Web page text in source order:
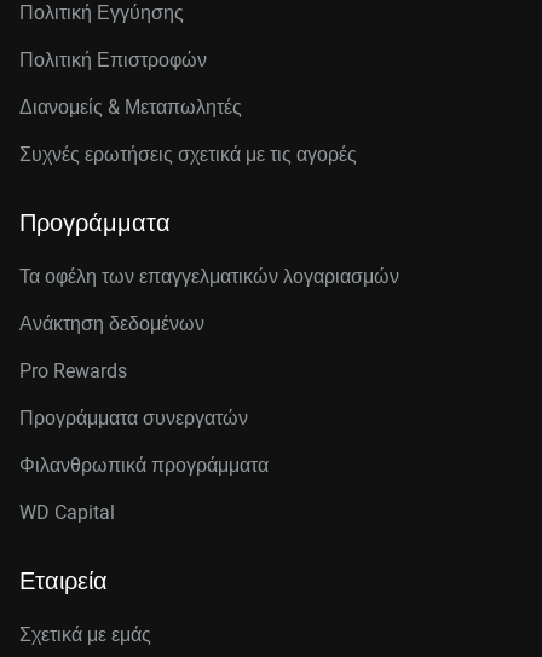
Πολιτική Εγγύησης
Πολιτική Επιστροφών
Διανομείς & Μεταπωλητές
Συχνές ερωτήσεις σχετικά με τις αγορές
Προγράμματα
Τα οφέλη των επαγγελματικών λογαριασμών
Ανάκτηση δεδομένων
Pro Rewards
Προγράμματα συνεργατών
Φιλανθρωπικά προγράμματα
WD Capital
Εταιρεία
Σχετικά με εμάς